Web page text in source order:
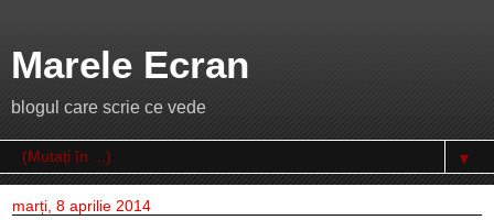
Marele Ecran
blogul care scrie ce vede
▼
marți, 8 aprilie 2014